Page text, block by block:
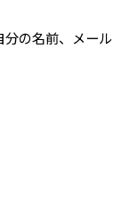
の名前、メール